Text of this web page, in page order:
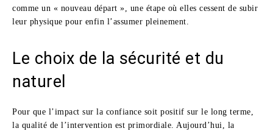
comme un « nouveau départ », une étape où elles cessent de subir
leur physique pour enfin l’assumer pleinement.
Le choix de la sécurité et du
naturel
Pour que l’impact sur la confiance soit positif sur le long terme,
la qualité de l’intervention est primordiale. Aujourd’hui, la